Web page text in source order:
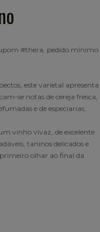
#thera, pedido mínimo
este varietal apresenta
se notas de cereja fresca,
e de especiarias,
vinho vivaz, de excelente
taninos delicados e
olhar ao final da